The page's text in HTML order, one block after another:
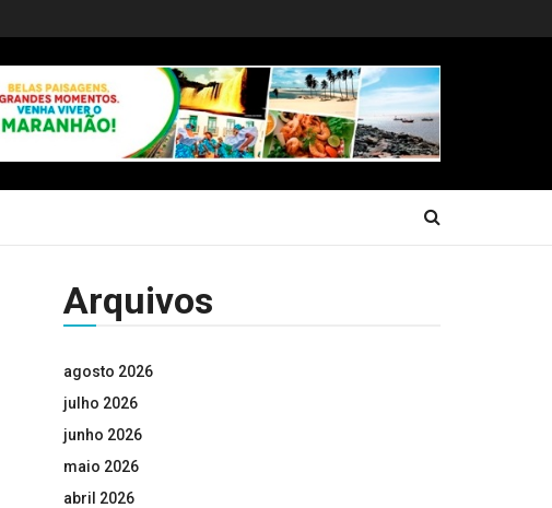
Arquivos
agosto 2026
julho 2026
junho 2026
maio 2026
abril 2026